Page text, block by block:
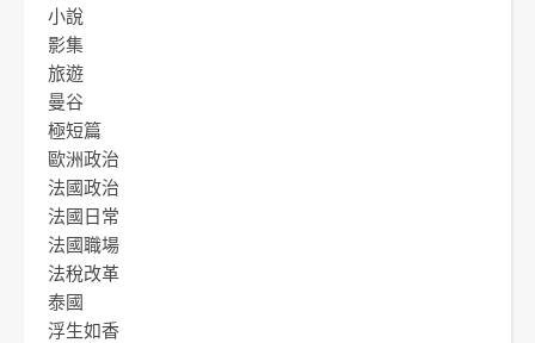
小說
影集
旅遊
曼谷
極短篇
歐洲政治
法國政治
法國日常
法國職場
法稅改革
泰國
浮生如香